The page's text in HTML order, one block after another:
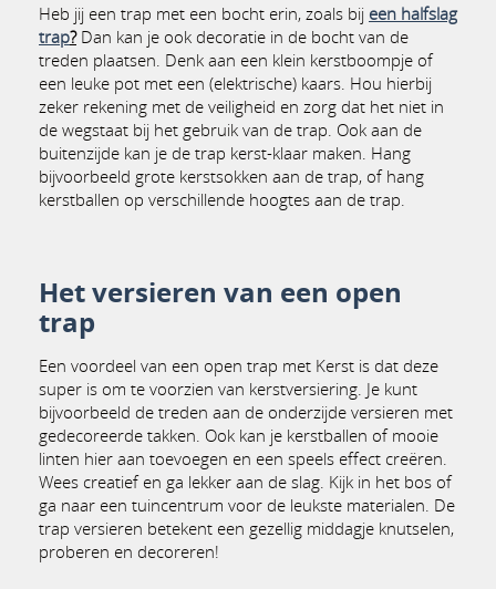
Heb jij een trap met een bocht erin, zoals bij een halfslag
trap?Dan kan je ook decoratie in de bocht van de
treden plaatsen. Denk aan een klein kerstboompje of
een leuke pot met een (elektrische) kaars. Hou hierbij
zeker rekening met de veiligheid en zorg dat het niet in
de wegstaat bij het gebruik van de trap. Ook aan de
buitenzijde kan je de trap kerst-klaar maken. Hang
bijvoorbeeld grote kerstsokken aan de trap, of hang
kerstballen op verschillende hoogtes aan de trap.
Het versieren van een open
trap
Een voordeel van een open trap met Kerst is dat deze
super is om te voorzien van kerstversiering. Je kunt
bijvoorbeeld de treden aan de onderzijde versieren met
gedecoreerde takken. Ook kan je kerstballen of mooie
linten hier aan toevoegen en een speels effect creëren.
Wees creatief en ga lekker aan de slag. Kijk in het bos of
ga naar een tuincentrum voor de leukste materialen. De
trap versieren betekent een gezellig middagje knutselen,
proberen en decoreren!